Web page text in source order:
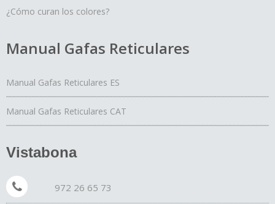
¿Cómo curan los colores?
Manual Gafas Reticulares
Manual Gafas Reticulares ES
Manual Gafas Reticulares CAT
Vistabona
972 26 65 73